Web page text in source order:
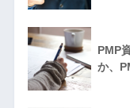
PMP
か、